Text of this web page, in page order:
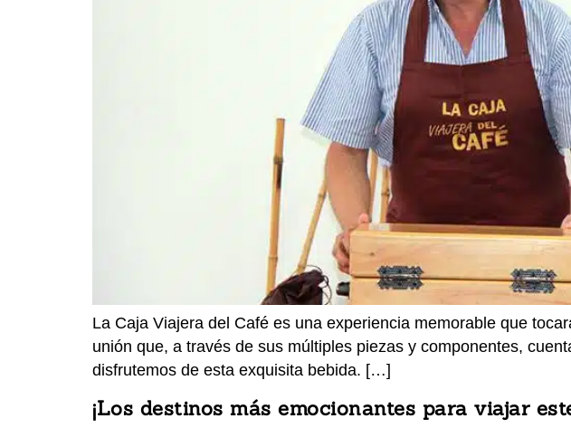
La Caja Viajera del Café es una experiencia memorable que
unión que, a través de sus múltiples piezas y componentes,
disfrutemos de esta exquisita bebida. […]
¡Los destinos más emocionantes para viajar